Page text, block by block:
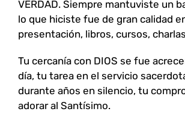
VERDAD. Siempre mantuviste un
lo que hiciste fue de gran calidad
presentación, libros, cursos,
Tu cercanía con DIOS se fue
día, tu tarea en el servicio
durante años en silencio, tu
adorar al Santísimo.